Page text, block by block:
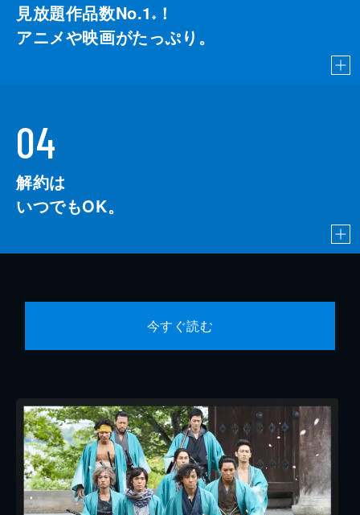
見放題作品数No.1 ※
！
アニメや映画がたっぷり。
04
解約は
いつでもOK。
今すぐ読む